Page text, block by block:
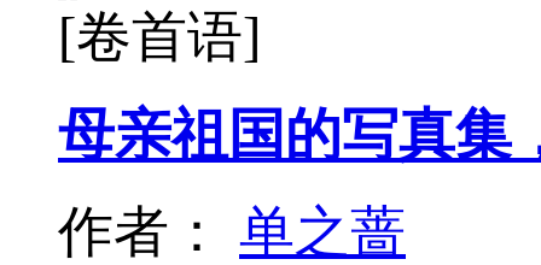
[卷首语]
母亲祖国的写真集
作者： 单之蔷